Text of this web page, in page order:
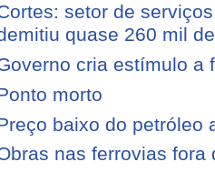
setor de
quase 260 mil
cria estímulo a
morto
baixo do petróleo
nas ferrovias fora